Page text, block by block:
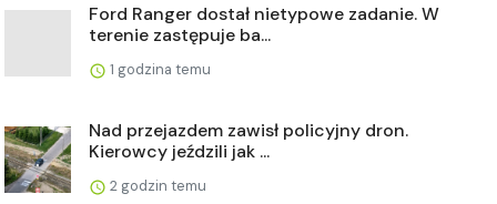
Ford Ranger dostał nietypowe zadanie. W
terenie zastępuje ba...
1 godzina temu
Nad przejazdem zawisł policyjny dron.
Kierowcy jeździli jak ...
2 godzin temu